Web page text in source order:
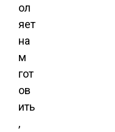
ол
яет
на
м
гот
ов
ить
,